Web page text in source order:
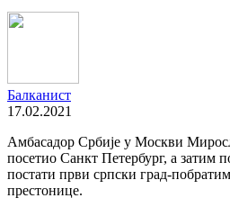
Балканист
17.02.2021
Амбасадор Србије у Москви
посетио Санкт Петербург, а затим
постати први српски град-
престонице.